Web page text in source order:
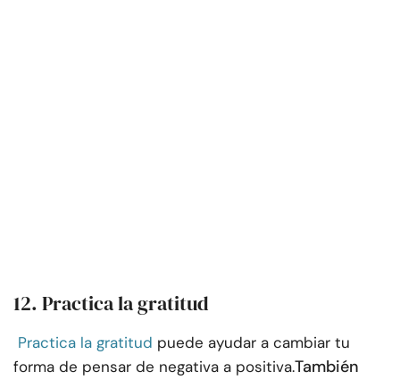
12. Practica la gratitud
Practica la gratitud puede ayudar a cambiar tu
forma de pensar de negativa a positiva.También